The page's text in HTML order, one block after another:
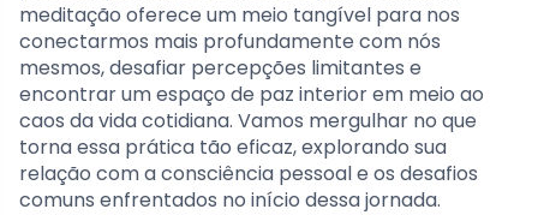
meditação oferece um meio tangível para nos
conectarmos mais profundamente com nós
mesmos, desafiar percepções limitantes e
encontrar um espaço de paz interior em meio ao
caos da vida cotidiana. Vamos mergulhar no que
torna essa prática tão eficaz, explorando sua
relação com a consciência pessoal e os desafios
comuns enfrentados no início dessa jornada.